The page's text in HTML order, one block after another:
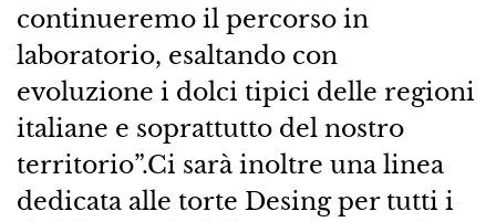
continueremo il percorso in
laboratorio, esaltando con
evoluzione i dolci tipici delle regioni
italiane e soprattutto del nostro
territorio”.Ci sarà inoltre una linea
dedicata alle torte Desing per tutti i